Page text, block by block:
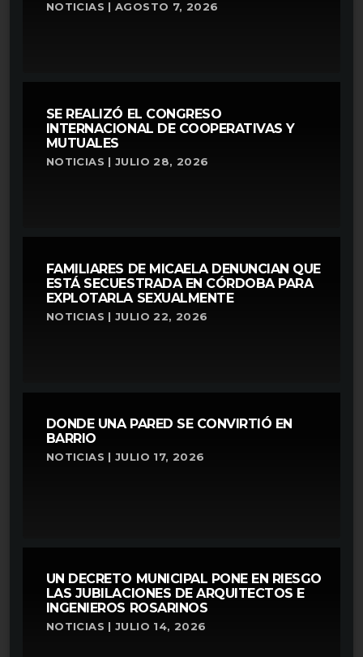
NOTICIAS | AGOSTO 7, 2026
SE REALIZÓ EL CONGRESO
INTERNACIONAL DE COOPERATIVAS Y
MUTUALES
NOTICIAS | JULIO 28, 2026
FAMILIARES DE MICAELA DENUNCIAN QUE
ESTÁ SECUESTRADA EN CÓRDOBA PARA
EXPLOTARLA SEXUALMENTE
NOTICIAS | JULIO 22, 2026
DONDE UNA PARED SE CONVIRTIÓ EN
BARRIO
NOTICIAS | JULIO 17, 2026
UN DECRETO MUNICIPAL PONE EN RIESGO
LAS JUBILACIONES DE ARQUITECTOS E
INGENIEROS ROSARINOS
NOTICIAS | JULIO 14, 2026